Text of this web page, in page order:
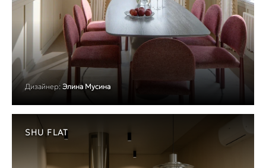
Дизайнер: Элина Мусина
SHU FLAT